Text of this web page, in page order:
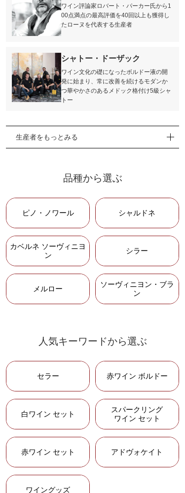
ワイン評論家ロバート・パーカー氏から1
00点満点の最高評価を40回以上も獲得し
たローヌを代表する生産者
シャトー・ドーザック
ワイン文化の礎になったボルドー液の開
発に始まり、常に改善を続けるモダンか
つ華やかさのあるメドック格付け5級シャ
トー
ジャイヤンス
ローヌ地方北部のディー地区に拠点を置
き、ディー地区のワイン全生産量の85％
イタリアの銘醸地トスカーナの老舗ワイ
ナリー
シャトー・ムートン・
長い歴史の中で過去1度だけメドックの格
付けにおいて格上げを受けたムートン・
ロートシルト
ロートシルト
を誇るシャトー・ラフィット・ロートシ
シャトー・オー・ブリオン
61シャトーの中で唯一のメルロー主体ワ
インを生み出すグラーヴ地区きっての著
シャトー・マルゴー
文豪ヘミングウェイも愛し、その名前を
愛娘に送ったとも言われるボルドーの宝
生産者をもっとみる
品種から選ぶ
ピノ・ノワール シャルドネ
カベルネ ソーヴィニヨ
ン
シラー
メルロー
ソーヴィニヨン・ブラ
ン
人気キーワードから選ぶ
セラー 赤ワイン ボルドー
白ワイン セット
スパークリング
ワイン セット
赤ワイン セット アドヴォケイト
ワイングッズ